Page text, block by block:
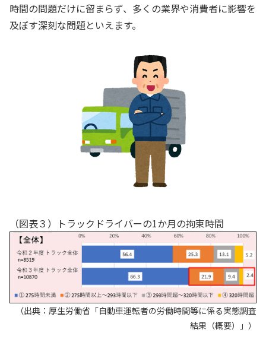
時間の問題だけに留まらず、多くの業界や消費者に影響を
及ぼす深刻な問題といえます。
（図表３）トラックドライバーの1か月の拘束時間
（出典：厚生労働省「自動車運転者の労働時間等に係る実態調査
結果（概要）」）